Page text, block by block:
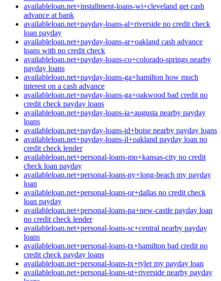
availableloan.net+installment-loans-wi+cleveland get cash
advance at bank
availableloan.net+payday-loans-al+riverside no credit check
loan payday
availableloan.net+payday-loans-ar+oakland cash advance
loans with no credit check
availableloan.net+payday-loans-co+colorado-springs nearby
payday loans
availableloan.net+payday-loans-ga+hamilton how much
interest on a cash advance
availableloan.net+payday-loans-ga+oakwood bad credit no
credit check payday loans
availableloan.net+payday-loans-ia+augusta nearby payday
loans
availableloan.net+payday-loans-id+boise nearby payday loans
availableloan.net+payday-loans-il+oakland payday loan no
credit check lender
availableloan.net+personal-loans-mo+kansas-city no credit
check loan payday
availableloan.net+personal-loans-ny+long-beach my payday
loan
availableloan.net+personal-loans-or+dallas no credit check
loan payday
availableloan.net+personal-loans-pa+new-castle payday loan
no credit check lender
availableloan.net+personal-loans-sc+central nearby payday
loans
availableloan.net+personal-loans-tx+hamilton bad credit no
credit check payday loans
availableloan.net+personal-loans-tx+tyler my payday loan
availableloan.net+personal-loans-ut+riverside nearby payday